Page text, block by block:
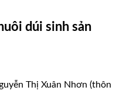
dúi sinh sản
Thị Xuân Nhơn (thôn